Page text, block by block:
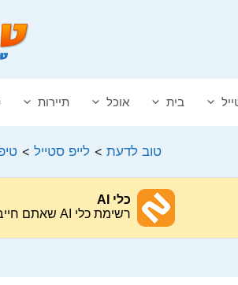
בית אוכל תיירות
טוב לדעת >לייפ סטייל >